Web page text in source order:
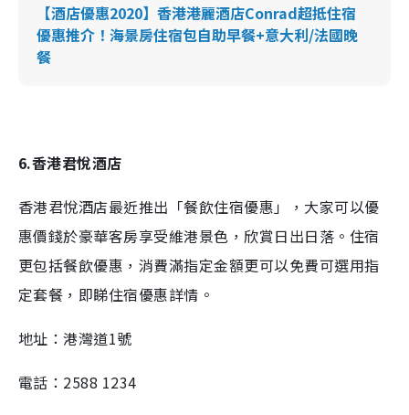
【酒店優惠2020】香港港麗酒店Conrad超抵住宿
優惠推介！海景房住宿包自助早餐+意大利/法國晚
餐
6.香港君悅酒店
香港君悅酒店最近推出「餐飲住宿優惠」，大家可以優
惠價錢於豪華客房享受維港景色，欣賞日出日落。住宿
更包括餐飲優惠，消費滿指定金額更可以免費可選用指
定套餐，即睇住宿優惠詳情。
地址：港灣道1號
電話：2588 1234